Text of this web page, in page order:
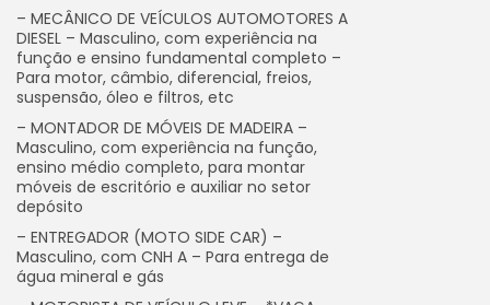
– MECÂNICO DE VEÍCULOS AUTOMOTORES A
DIESEL – Masculino, com experiência na
função e ensino fundamental completo –
Para motor, câmbio, diferencial, freios,
suspensão, óleo e filtros, etc
– MONTADOR DE MÓVEIS DE MADEIRA –
Masculino, com experiência na função,
ensino médio completo, para montar
móveis de escritório e auxiliar no setor
depósito
– ENTREGADOR (MOTO SIDE CAR) –
Masculino, com CNH A – Para entrega de
água mineral e gás